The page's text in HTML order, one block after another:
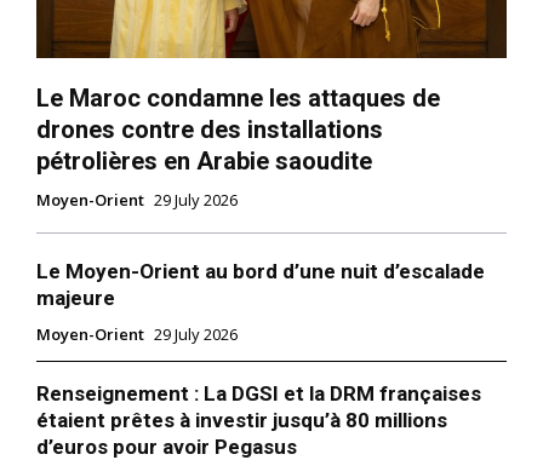
Le Maroc condamne les attaques de
drones contre des installations
pétrolières en Arabie saoudite
Moyen-Orient 29 July 2026
Le Moyen-Orient au bord d’une nuit d’escalade
majeure
Moyen-Orient 29 July 2026
Renseignement : La DGSI et la DRM françaises
étaient prêtes à investir jusqu’à 80 millions
d’euros pour avoir Pegasus